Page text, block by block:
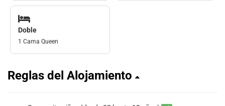
Doble
1 Cama Queen
Reglas del Alojamiento